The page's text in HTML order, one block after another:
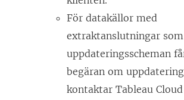
För datakällor med
extraktanslutningar
uppdateringsscheman
begäran om
kontaktar Tableau Cloud